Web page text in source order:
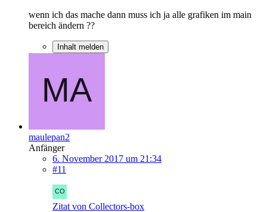
wenn ich das mache dann muss ich ja alle grafiken im main
bereich ändern ??
Inhalt melden
maulepan2
Anfänger
6. November 2017 um 21:34
#11
Zitat von Collectors-box